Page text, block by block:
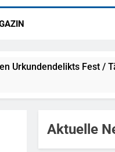
Urkundendelikts Fest /
Nach Sexueller
Aktuelle